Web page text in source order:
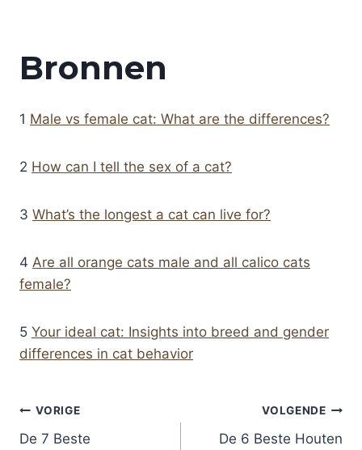
Bronnen
1 Male vs female cat: What are the differences?
2 How can I tell the sex of a cat?
3 What’s the longest a cat can live for?
4 Are all orange cats male and all calico cats
female?
5 Your ideal cat: Insights into breed and gender
differences in cat behavior
Bericht
VORIGE
De 7 Beste
VOLGENDE
De 6 Beste Houten